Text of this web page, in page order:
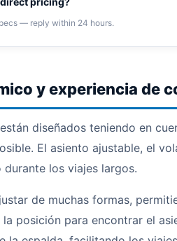
— reply within 24 hours.
y experiencia de
diseñados teniendo en
El asiento ajustable, el
los viajes largos.
de muchas formas,
posición para encontrar el